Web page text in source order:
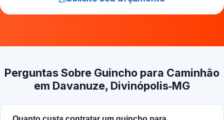
Perguntas Sobre Guincho para Caminhão
em Davanuze, Divinópolis‑MG